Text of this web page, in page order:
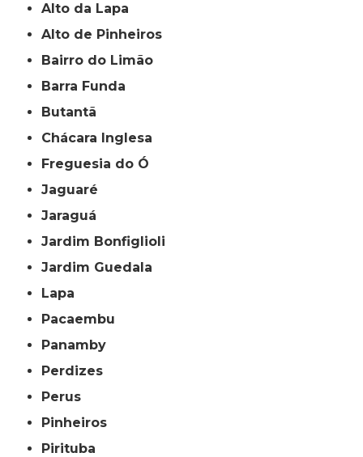
Alto da Lapa
Alto de Pinheiros
Bairro do Limão
Barra Funda
Butantã
Chácara Inglesa
Freguesia do Ó
Jaguaré
Jaraguá
Jardim Bonfiglioli
Jardim Guedala
Lapa
Pacaembu
Panamby
Perdizes
Perus
Pinheiros
Pirituba